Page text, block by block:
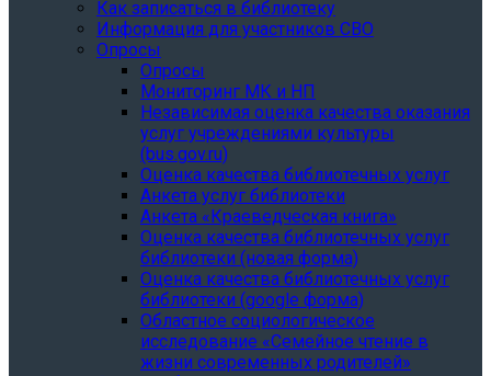
Как записаться в библиотеку
Информация для участников СВО
Опросы
Опросы
Мониторинг МК и НП
Независимая оценка качества оказания
услуг учреждениями культуры
(bus.gov.ru)
Оценка качества библиотечных услуг
Анкета услуг библиотеки
Анкета «Краеведческая книга»
Oценка качества библиотечных услуг
библиотеки (новая форма)
Oценка качества библиотечных услуг
библиотеки (google форма)
Областное социологическое
исследование «Семейное чтение в
жизни современных родителей»